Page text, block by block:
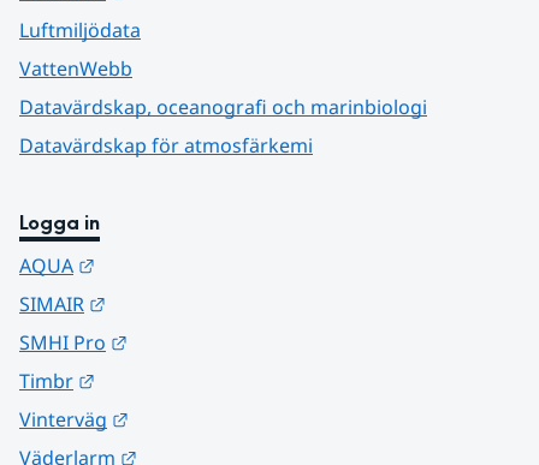
Luftmiljödata
VattenWebb
Datavärdskap, oceanografi och marinbiologi
Datavärdskap för atmosfärkemi
Logga in
AQUA
SIMAIR
SMHI Pro
Timbr
Vinterväg
Väderlarm